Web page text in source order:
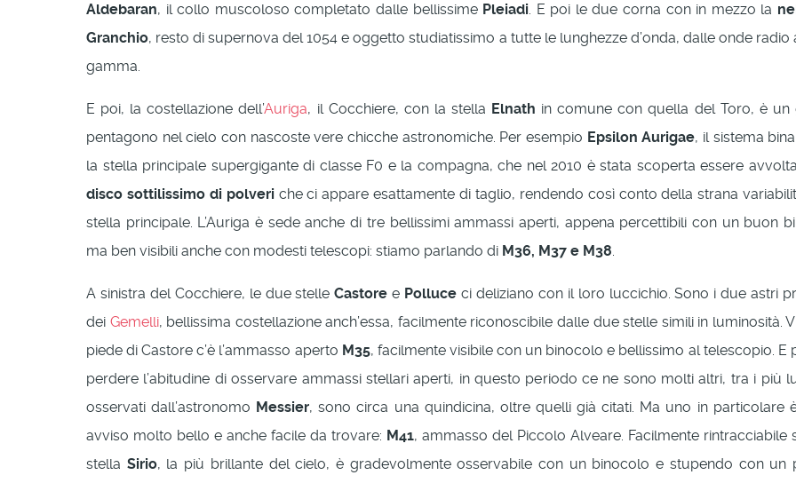
Aldebaran, il collo muscoloso completato dalle bellissime Pleiadi. E poi le due corna con in mezzo la
Granchio, resto di supernova del 1054 e oggetto studiatissimo a tutte le lunghezze d’onda, dalle onde radio
gamma.
E poi, la costellazione dell’Auriga, il Cocchiere, con la stella Elnath in comune con quella del Toro, è un
pentagono nel cielo con nascoste vere chicche astronomiche. Per esempio Epsilon Aurigae, il sistema
la stella principale supergigante di classe F0 e la compagna, che nel 2010 è stata scoperta essere
disco sottilissimo di polveriche ci appare esattamente di taglio, rendendo così conto della strana
stella principale. L’Auriga è sede anche di tre bellissimi ammassi aperti, appena percettibili con un buon
ma ben visibili anche con modesti telescopi: stiamo parlando di M36, M37 e M38.
A sinistra del Cocchiere, le due stelleCastore e Polluce ci deliziano con il loro luccichio. Sono i due astri
dei Gemelli, bellissima costellazione anch’essa, facilmente riconoscibile dalle due stelle simili in luminosità.
piede di Castore c’è l’ammasso aperto M35, facilmente visibile con un binocolo e bellissimo al telescopio. E
perdere l’abitudine di osservare ammassi stellari aperti, in questo periodo ce ne sono molti altri, tra i più
osservati dall’astronomo Messier, sono circa una quindicina, oltre quelli già citati. Ma uno in particolare
avviso molto bello e anche facile da trovare: M41, ammasso del Piccolo Alveare. Facilmente rintracciabile
stella Sirio, la più brillante del cielo, è gradevolmente osservabile con un binocolo e stupendo con un